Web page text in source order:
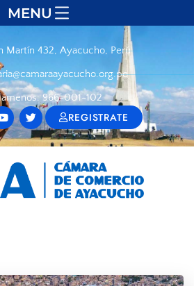
MENU
Martín 432, Ayacucho, Perú
966-001-102
REGISTRATE